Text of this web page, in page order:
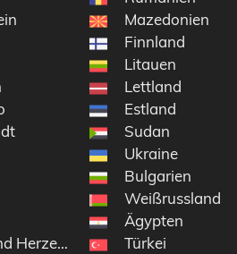
Herzegowina
Mazedonien
Finnland
Litauen
Lettland
Estland
Sudan
Ukraine
Bulgarien
Weißrussland
Ägypten
Türkei